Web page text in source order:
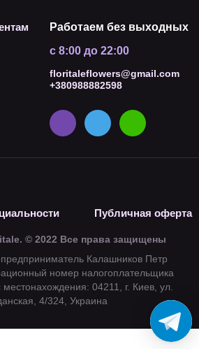
Работаем без выходных
с 8:00 до 22:00
floritaleflowers@gmail.com
+380988882598
Публичная оферта
© 2022 Все права защищены
Калашников Петр
номер налогоплательщика
04211, г. Киев, ул.
4/324, Украина